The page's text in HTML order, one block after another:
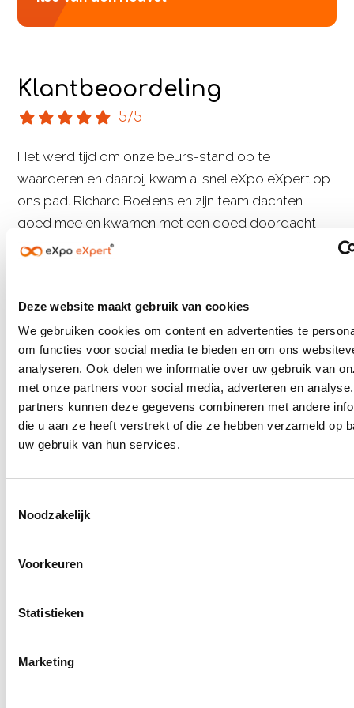
Deze website maakt gebruik van cookies
We gebruiken cookies om content en advertenties te
om functies voor social media te bieden en om ons
analyseren. Ook delen we informatie over uw gebruik van
met onze partners voor social media, adverteren en
partners kunnen deze gegevens combineren met andere
die u aan ze heeft verstrekt of die ze hebben verzameld op
uw gebruik van hun services.
Noodzakelijk
Voorkeuren
Statistieken
Marketing
Klantbeoordeling
5/5
Het werd tijd om onze beurs-stand op te
waarderen en daarbij kwam al snel eXpo eXpert op
ons pad. Richard Boelens en zijn team dachten
goed mee en kwamen met een goed doordacht
modulair ontwerp, waar wij voorlopig mee uit de
PROJECTEN
Laat je inspireren
Full-Service